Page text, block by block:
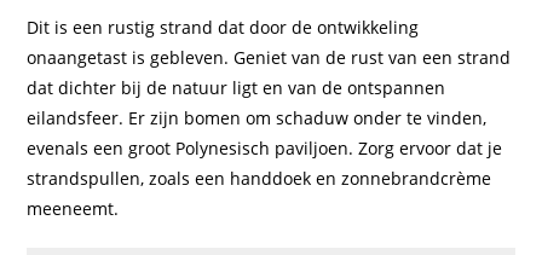
Dit is een rustig strand dat door de ontwikkeling
onaangetast is gebleven. Geniet van de rust van een strand
dat dichter bij de natuur ligt en van de ontspannen
eilandsfeer. Er zijn bomen om schaduw onder te vinden,
evenals een groot Polynesisch paviljoen. Zorg ervoor dat je
strandspullen, zoals een handdoek en zonnebrandcrème
meeneemt.